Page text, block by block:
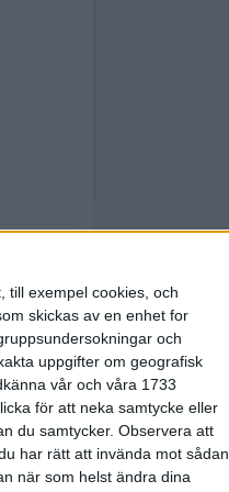
till exempel cookies, och
skickas av en enhet for
och
uppgifter om geografisk
vår och våra 1733
för att neka samtycke eller
du samtycker. Observera att
har rätt att invända mot sådan
när som helst ändra dina